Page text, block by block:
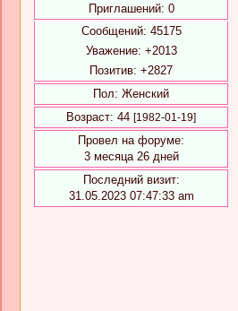
Приглашений: 0
Сообщений: 45175
Уважение: +2013
Позитив: +2827
Пол: Женский
Возраст: 44 [1982-01-19]
Провел на форуме:
3 месяца 26 дней
Последний визит:
31.05.2023 07:47:33 am